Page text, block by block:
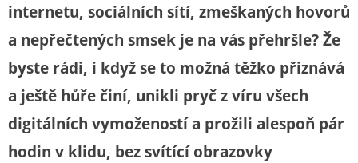
internetu, sociálních sítí, zmeškaných hovorů
a nepřečtených smsek je na vás přehršle? Že
byste rádi, i když se to možná těžko přiznává
a ještě hůře činí, unikli pryč z víru všech
digitálních vymožeností a prožili alespoň pár
hodin v klidu, bez svítící obrazovky